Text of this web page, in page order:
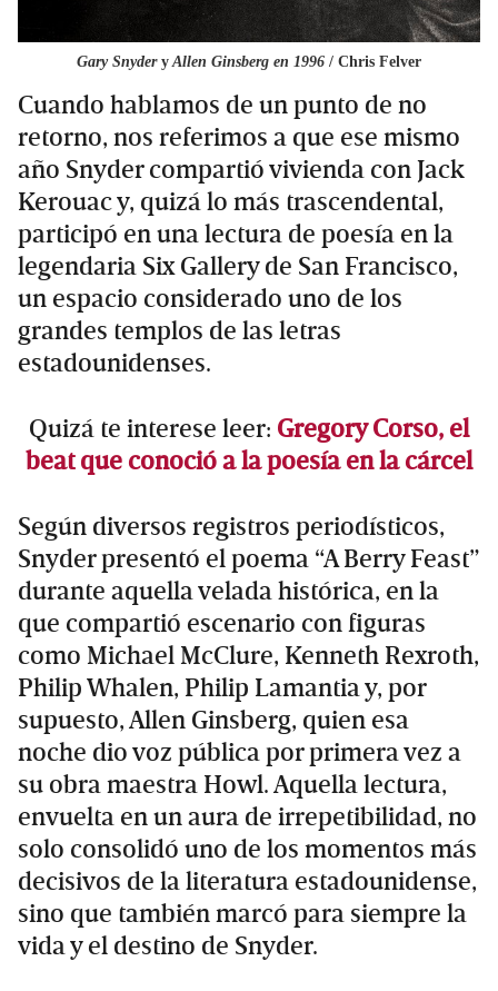
Gary Snyder y Allen Ginsberg en 1996 / Chris Felver
Cuando hablamos de un punto de no
retorno, nos referimos a que ese mismo
año Snyder compartió vivienda con Jack
Kerouac y, quizá lo más trascendental,
participó en una lectura de poesía en la
legendaria Six Gallery de San Francisco,
un espacio considerado uno de los
grandes templos de las letras
estadounidenses.
Quizá te interese leer: Gregory Corso, el
beat que conoció a la poesía en la cárcel
Según diversos registros periodísticos,
Snyder presentó el poema “A Berry Feast”
durante aquella velada histórica, en la
que compartió escenario con figuras
como Michael McClure, Kenneth Rexroth,
Philip Whalen, Philip Lamantia y, por
supuesto, Allen Ginsberg, quien esa
noche dio voz pública por primera vez a
su obra maestra Howl. Aquella lectura,
envuelta en un aura de irrepetibilidad, no
solo consolidó uno de los momentos más
decisivos de la literatura estadounidense,
sino que también marcó para siempre la
vida y el destino de Snyder.